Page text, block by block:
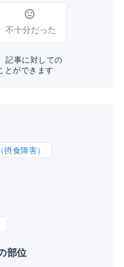
不十分だった
記事に対しての
とができます
食障害）
部位